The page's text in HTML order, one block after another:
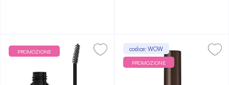
PROMOZIONE codice: WOW
PROMOZIONE